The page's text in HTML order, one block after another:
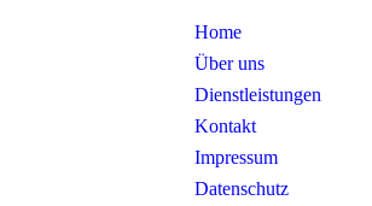
Home
Über uns
Dienstleistungen
Kontakt
Impressum
Datenschutz